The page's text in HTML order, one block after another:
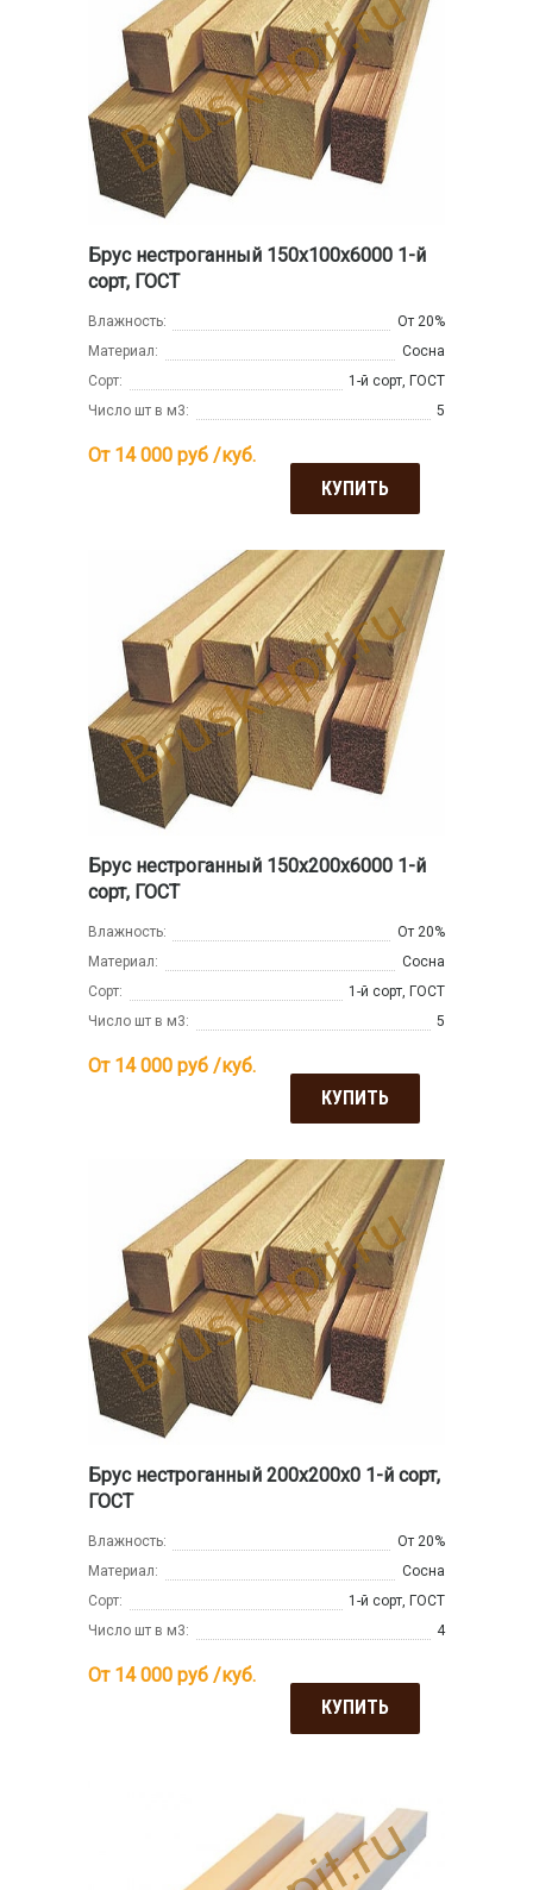
Брус нестроганный 150x100x6000 1-й
сорт, ГОСТ
Влажность:
От 20%
Материал:
Сосна
Сорт:
1-й сорт, ГОСТ
Число шт в м3:
5
От 14 000 руб /куб.
КУПИТЬ
Брус нестроганный 150x200x6000 1-й
сорт, ГОСТ
Влажность:
От 20%
Материал:
Сосна
Сорт:
1-й сорт, ГОСТ
Число шт в м3:
5
От 14 000 руб /куб.
КУПИТЬ
Брус нестроганный 200x200x0 1-й сорт,
ГОСТ
Влажность:
От 20%
Материал:
Сосна
Сорт:
1-й сорт, ГОСТ
Число шт в м3:
4
От 14 000 руб /куб.
КУПИТЬ